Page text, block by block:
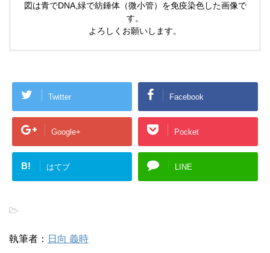
図は青でDNA,緑で紡錘体（微小管）を免疫染色した画像で
す。
よろしくお願いします。
Twitter Facebook
Google+ Pocket
B! はてブ LINE
-
執筆者： 日向 義時